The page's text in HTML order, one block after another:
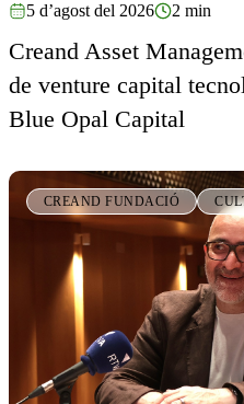
5 d’agost del 2026 2 min
Creand Asset
de venture capital
Blue Opal Capital
CREAND FUNDACIÓ